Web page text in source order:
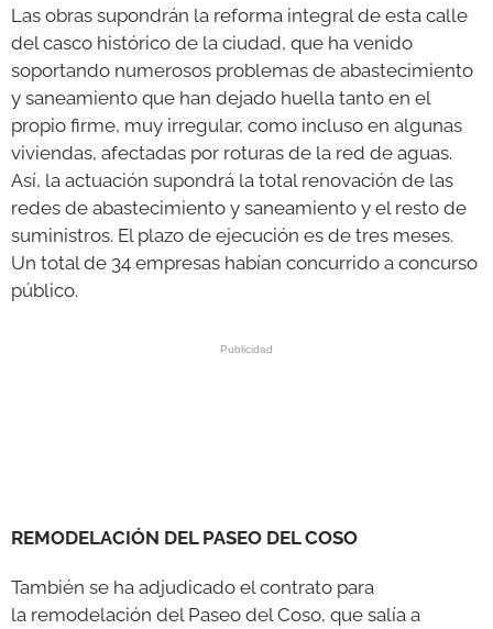
Las obras supondrán la reforma integral de esta calle
del casco histórico de la ciudad, que ha venido
soportando numerosos problemas de abastecimiento
y saneamiento que han dejado huella tanto en el
propio firme, muy irregular, como incluso en algunas
viviendas, afectadas por roturas de la red de aguas.
Así, la actuación supondrá la total renovación de las
redes de abastecimiento y saneamiento y el resto de
suministros. El plazo de ejecución es de tres meses.
Un total de 34 empresas habían concurrido a concurso
público.
REMODELACIÓN DEL PASEO DEL COSO
También se ha adjudicado el contrato para
la remodelación del Paseo del Coso, que salía a